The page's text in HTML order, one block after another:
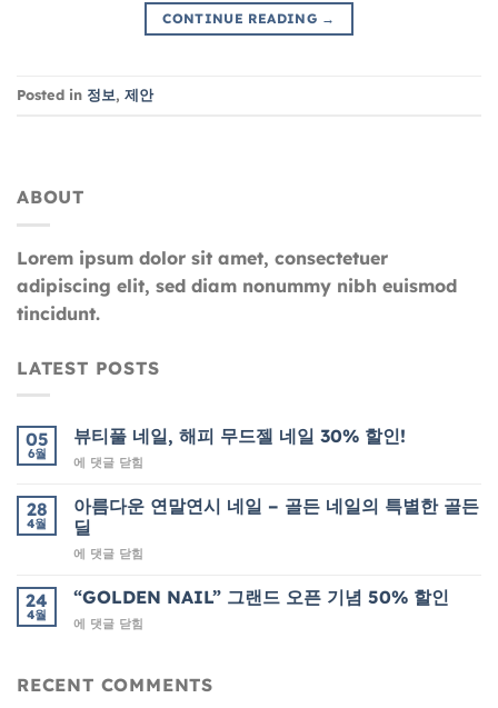
CONTINUE READING →
Posted in 정보, 제안
ABOUT
Lorem ipsum dolor sit amet, consectetuer
adipiscing elit, sed diam nonummy nibh euismod
tincidunt.
LATEST POSTS
05
6월
뷰티풀 네일, 해피 무드젤 네일 30% 할인!
뷰
풀
네
일,
해
무
젤
30%
에 댓글 닫힘
28
4월
아름다운 연말연시 네일 – 골든 네일의 특별한 골든
딜
아
다
연
시
에 댓글 닫힘
24
4월
“GOLDEN NAIL” 그랜드 오픈 기념 50% 할인
“GOLDEN
랜
에 댓글 닫힘
RECENT COMMENTS